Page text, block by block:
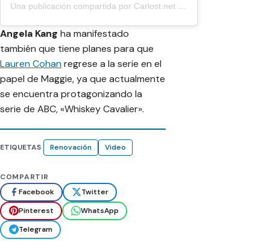
Una publicación compartida por Carlost.net 📺 (@carlostnet)
Angela Kang ha manifestado
también que tiene planes para que
Lauren Cohanregrese a la serie en el
papel de Maggie, ya que actualmente
se encuentra protagonizando la
serie de ABC, «Whiskey Cavalier».
ETIQUETAS Renovación Video
COMPARTIR
Facebook
Twitter
Pinterest
WhatsApp
Telegram